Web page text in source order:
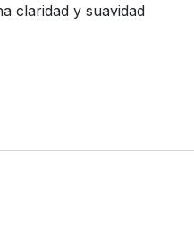
claridad y suavidad